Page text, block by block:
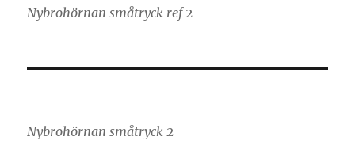
Nybrohörnan småtryck ref 2
Nybrohörnan småtryck 2